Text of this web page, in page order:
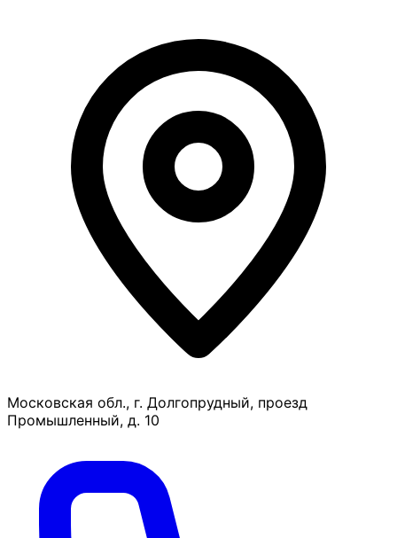
Московская обл., г. Долгопрудный, проезд
Промышленный, д. 10